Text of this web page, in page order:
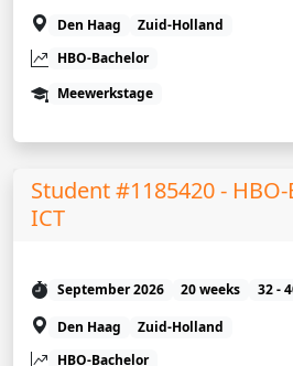
Den Haag
Zuid-Holland
HBO-Bachelor
Meewerkstage
Student #1185420 -
ICT
September 2026 20 weeks
32 -
Den Haag
Zuid-Holland
HBO-Bachelor